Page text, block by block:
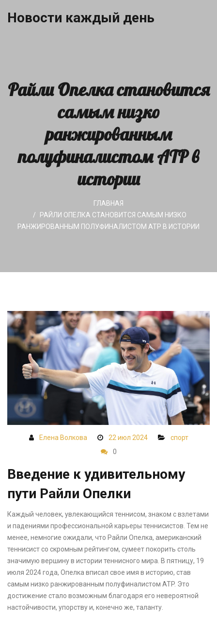
Новости каждый день
Райли Опелка становится
самым низко
ранжированным
полуфиналистом ATP в
истории
ГЛАВНАЯ
РАЙЛИ ОПЕЛКА СТАНОВИТСЯ САМЫМ НИЗКО
РАНЖИРОВАННЫМ ПОЛУФИНАЛИСТОМ ATP В ИСТОРИИ
Елена Волкова 22 июл 2024
спорт
0
Введение к удивительному
пути Райли Опелки
Каждый человек, увлекающийся теннисом, знаком с взлетами
и падениями профессиональной карьеры теннисистов. Тем не
менее, немногие ожидали, что Райли Опелка, американский
теннисист со скромным рейтингом, сумеет покорить столь
значимую вершину в истории теннисного мира. В пятницу, 19
июля 2024 года, Опелка вписал свое имя в историю, став
самым низко ранжированным полуфиналистом ATP. Это
достижение стало возможным благодаря его невероятной
настойчивости, упорству и, конечно же, таланту.